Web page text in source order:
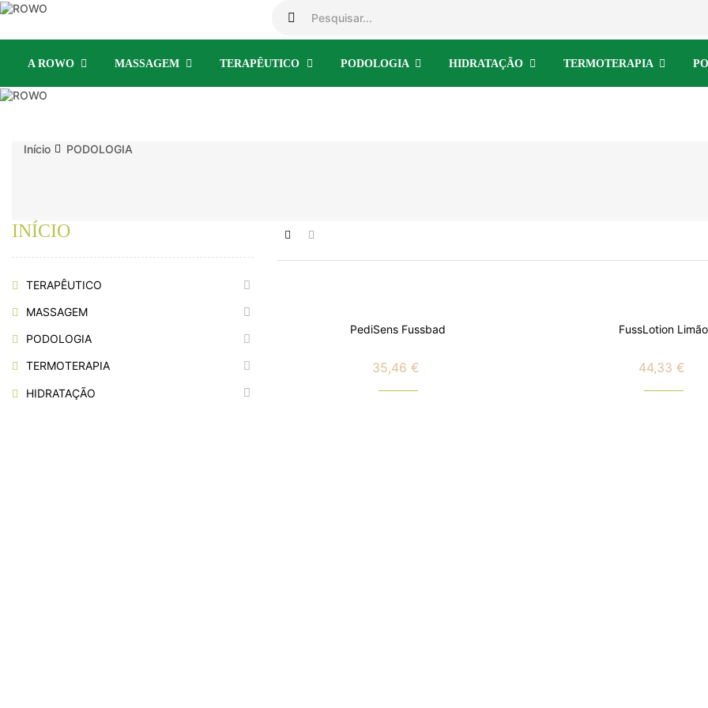
A ROWO MASSAGEM TERAPÊUTICO PODOLOGIA HIDRATAÇÃO TERMOTERAPIA
Início PODOLOGIA
INÍCIO
TERAPÊUTICO
MASSAGEM
PODOLOGIA
TERMOTERAPIA
HIDRATAÇÃO
PediSens Fussbad
Preço
35,46 €
FussLotion Limão
Preço
44,33 €